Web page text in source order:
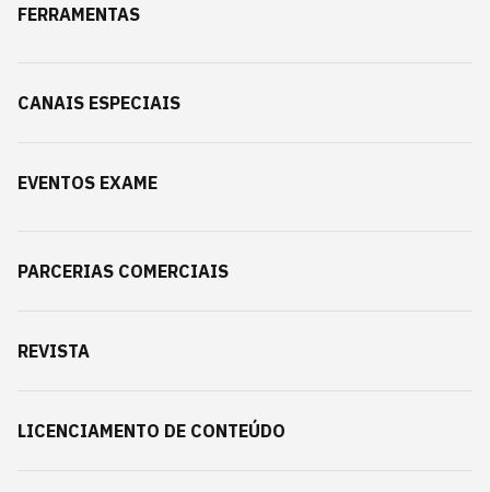
FERRAMENTAS
CANAIS ESPECIAIS
EVENTOS EXAME
PARCERIAS COMERCIAIS
REVISTA
LICENCIAMENTO DE CONTEÚDO